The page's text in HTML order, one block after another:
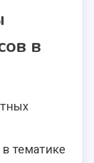
в
тематике